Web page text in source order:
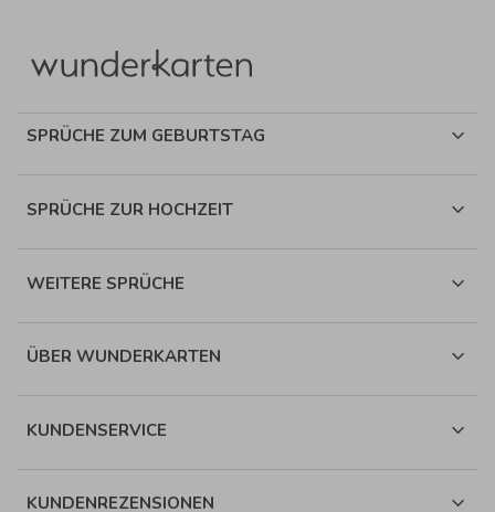
SPRÜCHE ZUM GEBURTSTAG
SPRÜCHE ZUR HOCHZEIT
WEITERE SPRÜCHE
ÜBER WUNDERKARTEN
KUNDENSERVICE
KUNDENREZENSIONEN